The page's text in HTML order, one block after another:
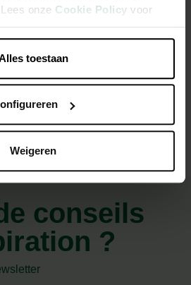
onze Cookie Policy voor
toestaan
Weigeren
conseils
?